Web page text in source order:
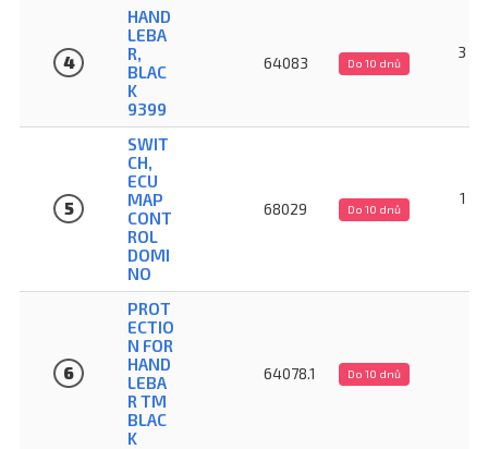
4
HAND
LEBA
R,
BLAC
K
9399
64083 Do 10 dnů
3
5
SWIT
CH,
ECU
MAP
CONT
ROL
DOMI
NO
68029 Do 10 dnů
1
6
PROT
ECTIO
N FOR
HAND
LEBA
R TM
BLAC
K
64078.1 Do 10 dnů